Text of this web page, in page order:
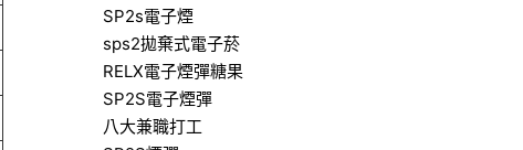
SP2s電子煙
sps2拋棄式電子菸
RELX電子煙彈糖果
SP2S電子煙彈
八大兼職打工